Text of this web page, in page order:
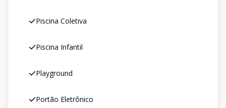
Piscina Coletiva
Piscina Infantil
Playground
Portão Eletrônico